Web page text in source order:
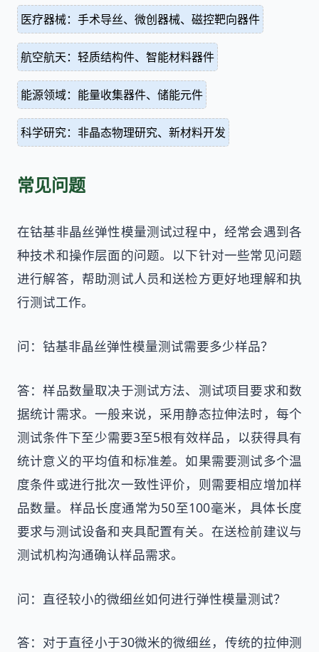
医疗器械：手术导丝、微创器械、磁控靶向器件
航空航天：轻质结构件、智能材料器件
能源领域：能量收集器件、储能元件
科学研究：非晶态物理研究、新材料开发
常见问题
在钴基非晶丝弹性模量测试过程中，经常会遇到各
种技术和操作层面的问题。以下针对一些常见问题
进行解答，帮助测试人员和送检方更好地理解和执
行测试工作。
问：钴基非晶丝弹性模量测试需要多少样品？
答：样品数量取决于测试方法、测试项目要求和数
据统计需求。一般来说，采用静态拉伸法时，每个
测试条件下至少需要3至5根有效样品，以获得具有
统计意义的平均值和标准差。如果需要测试多个温
度条件或进行批次一致性评价，则需要相应增加样
品数量。样品长度通常为50至100毫米，具体长度
要求与测试设备和夹具配置有关。在送检前建议与
测试机构沟通确认样品需求。
问：直径较小的微细丝如何进行弹性模量测试？
答：对于直径小于30微米的微细丝，传统的拉伸测